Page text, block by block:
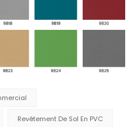
Revêtement De Sol En PVC